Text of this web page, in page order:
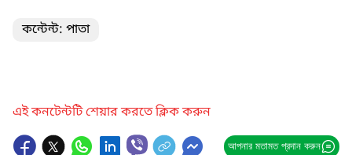
কন্টেন্ট: পাতা
এই কনটেন্টটি শেয়ার করতে ক্লিক করুন
আপনার মতামত প্রদান করুন